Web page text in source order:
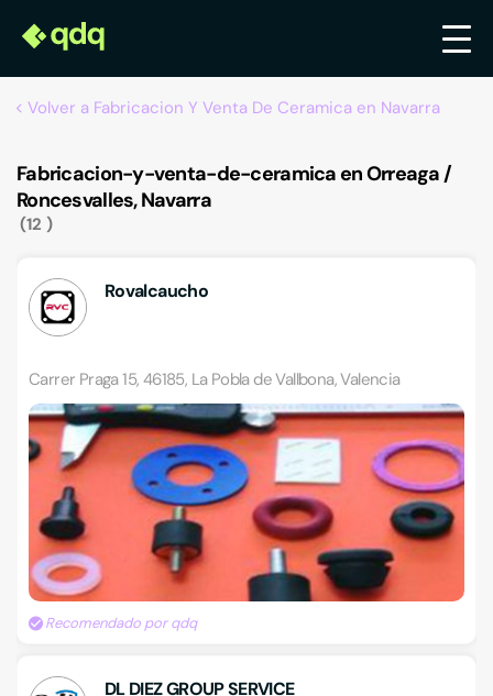
Volver a Fabricacion Y Venta De Ceramica en Navarra
Fabricacion-y-venta-de-ceramica en Orreaga /
Roncesvalles, Navarra
12
Rovalcaucho
Carrer Praga 15, 46185, La Pobla de Vallbona, Valencia
Recomendado por qdq
DL DIEZ GROUP SERVICE